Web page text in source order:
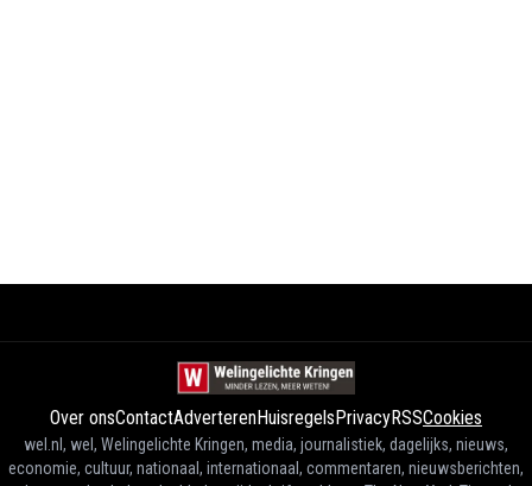
Over onsContactAdverterenHuisregelsPrivacyRSSCookies
wel.nl, wel, Welingelichte Kringen, media, journalistiek, dagelijks, nieuws,
economie, cultuur, nationaal, internationaal, commentaren, nieuwsberichten,